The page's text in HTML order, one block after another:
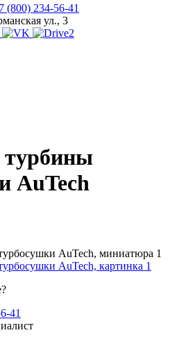
(800) 234-56-41
ул., 3
AuTech
41